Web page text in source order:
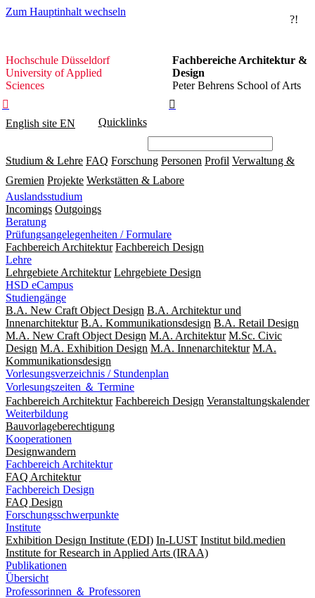
Zum Hauptinhalt wechseln
?!
Hochschule
Düsseldorf
Hochschule Düsseldorf
University of Applied
Sciences
Fachbereiche Architektur &
Design
Peter Behrens School of Arts


English site EN Quicklinks
Studium & Lehre FAQ Forschung Personen Profil Verwaltung &
Gremien Projekte Werkstätten & Labore
Auslandsstudium
Incomings Outgoings
Beratung
Prüfungsangelegenheiten / Formulare
Fachbereich Architektur Fachbereich Design
Lehre
Lehrgebiete Architektur Lehrgebiete Design
HSD eCampus
Studiengänge
B.A. New Craft Object Design B.A. Architektur und
Innenarchitektur B.A. Kommunikationsdesign B.A. Retail Design
M.A. New Craft Object Design M.A. Architektur M.Sc. Civic
Design M.A. Exhibition Design M.A. Innenarchitektur M.A.
Kommunikationsdesign
Vorlesungsverzeichnis / Stundenplan
Vorlesungszeiten ＆ Termine
Fachbereich Architektur Fachbereich Design Veranstaltungskalender
Weiterbildung
Bauvorlageberechtigung
Kooperationen
Designwandern
Fachbereich Architektur
FAQ Architektur
Fachbereich Design
FAQ Design
Forschungsschwerpunkte
Institute
Exhibition Design Institute (EDI) In-LUST Institut bild.medien
Institute for Research in Applied Arts (IRAA)
Publikationen
Übersicht
Professorinnen ＆ Professoren